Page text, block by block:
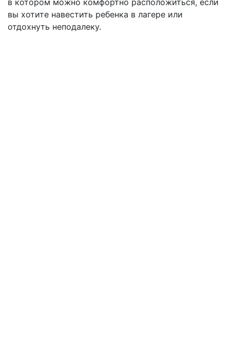
в котором можно комфортно расположиться, если
вы хотите навестить ребенка в лагере или
отдохнуть неподалеку.